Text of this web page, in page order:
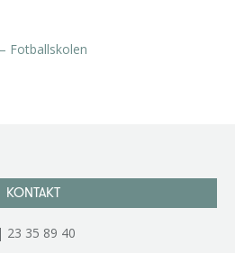
Fotballskolen
KONTAKT
23 35 89 40